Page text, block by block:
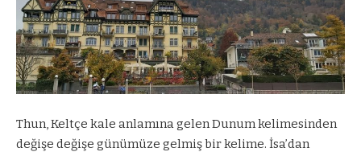
Thun, Keltçe kale anlamına gelen Dunum kelimesinden
değişe değişe günümüze gelmiş bir kelime. İsa’dan